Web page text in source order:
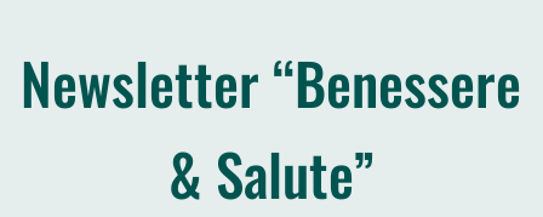
Newsletter “Benessere
& Salute”